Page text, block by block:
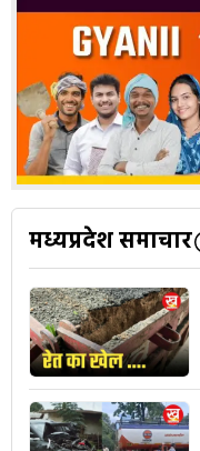
मध्यप्रदेश समाचार